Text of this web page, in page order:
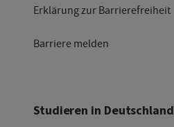
Erklärung zur Barrierefreiheit
Barriere melden
Studieren in Deutschland